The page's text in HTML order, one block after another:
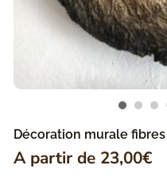
Décoration murale
A partir de 23,00€